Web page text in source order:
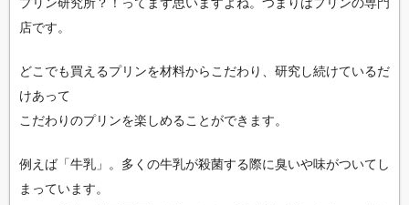
プリン研究所？！ってまず思いますよね。つまりはプリンの専門
店です。
どこでも買えるプリンを材料からこだわり、研究し続けているだ
けあって
こだわりのプリンを楽しめることができます。
例えば「牛乳」。多くの牛乳が殺菌する際に臭いや味がついてし
まっています。